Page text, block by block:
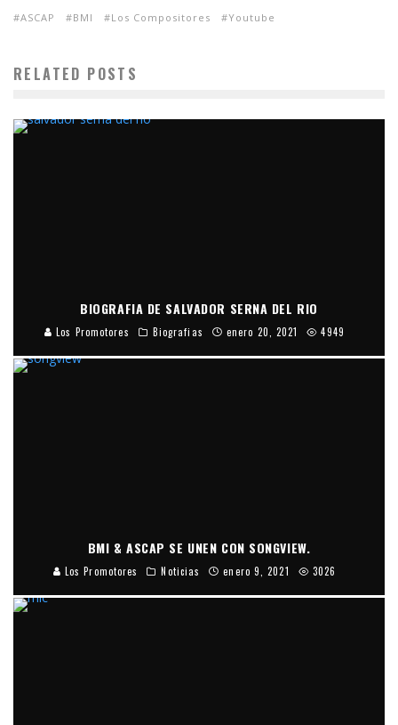
ASCAP BMI Los Compositores Youtube
RELATED POSTS
BIOGRAFIA DE SALVADOR SERNA DEL RIO
Los Promotores Biografias enero 20, 2021 4949
BMI & ASCAP SE UNEN CON SONGVIEW.
Los Promotores Noticias enero 9, 2021 3026